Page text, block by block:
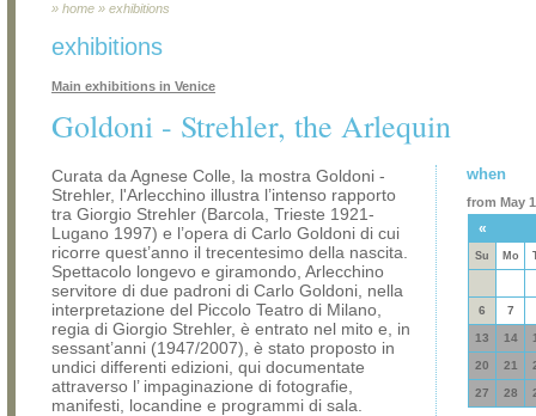
» home » exhibitions
exhibitions
Main exhibitions in Venice
Goldoni - Strehler, the Arlequin
Curata da Agnese Colle, la mostra Goldoni -
Strehler, l'Arlecchino illustra l’intenso rapporto
tra Giorgio Strehler (Barcola, Trieste 1921-
Lugano 1997) e l’opera di Carlo Goldoni di cui
ricorre quest’anno il trecentesimo della nascita.
Spettacolo longevo e giramondo, Arlecchino
servitore di due padroni di Carlo Goldoni, nella
interpretazione del Piccolo Teatro di Milano,
regia di Giorgio Strehler, è entrato nel mito e, in
sessant’anni (1947/2007), è stato proposto in
undici differenti edizioni, qui documentate
attraverso l’ impaginazione di fotografie,
manifesti, locandine e programmi di sala.
when
from May
«
Su Mo
6 7
13 14
20 21
27 28